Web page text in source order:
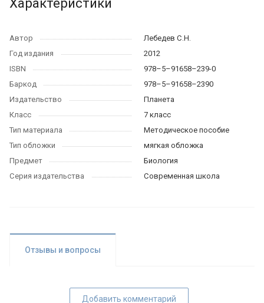
Автор
Лебедев С.Н.
Год издания
2012
ISBN
978–5–91658–239-0
Баркод
978–5–91658–2390
Издательство
Планета
Класс
7 класс
Тип материала
Методическое пособие
Тип обложки
мягкая обложка
Предмет
Биология
Серия издательства
Современная школа
Отзывы и вопросы
Добавить комментарий